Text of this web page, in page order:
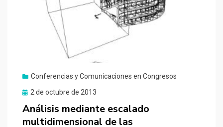
Conferencias y Comunicaciones en Congresos
Publicado
2 de octubre de 2013
Análisis mediante escalado
multidimensional de las